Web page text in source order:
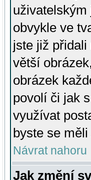
obvykle ve
jste již přidali
větší
obrázek
povolí či jak
využívat
byste se
Návrat nahoru
Jak změní